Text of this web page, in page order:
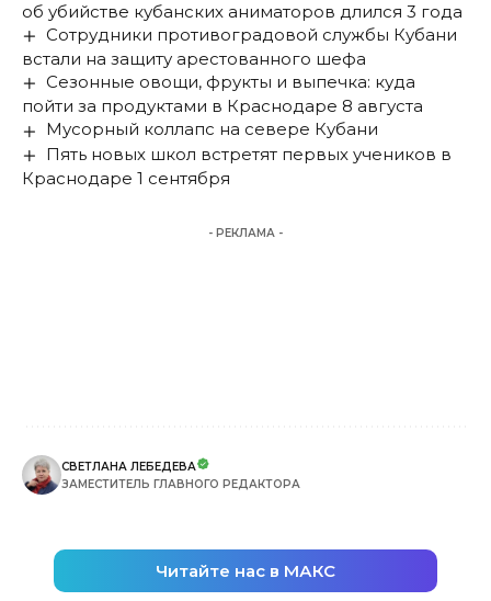
об убийстве кубанских аниматоров длился 3 года
Сотрудники противоградовой службы Кубани
встали на защиту арестованного шефа
Сезонные овощи, фрукты и выпечка: куда
пойти за продуктами в Краснодаре 8 августа
Мусорный коллапс на севере Кубани
Пять новых школ встретят первых учеников в
Краснодаре 1 сентября
- РЕКЛАМА -
СВЕТЛАНА ЛЕБЕДЕВА
ЗАМЕСТИТЕЛЬ ГЛАВНОГО РЕДАКТОРА
Читайте нас в МАКС